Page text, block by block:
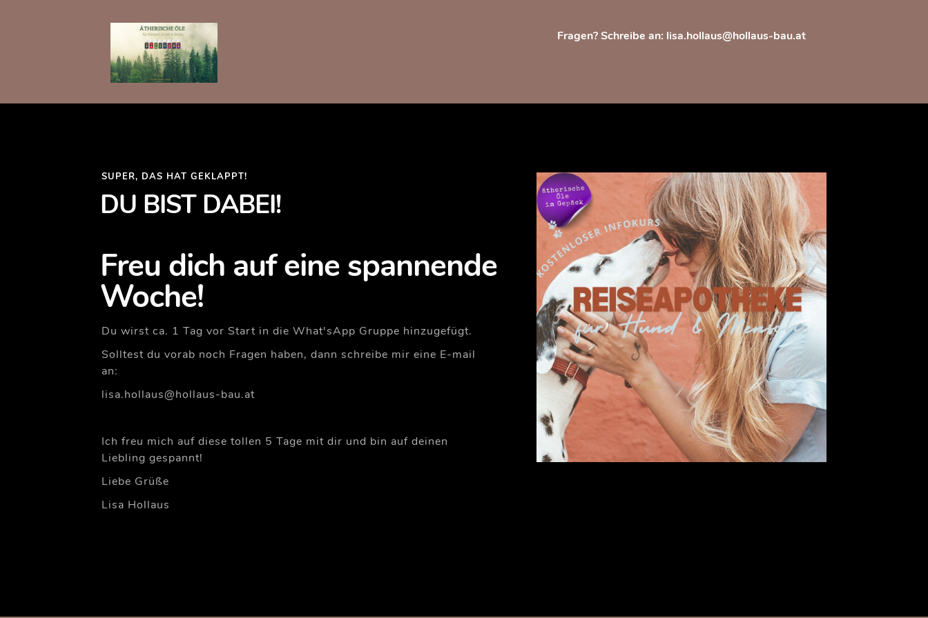
Fragen? Schreibe an: lisa.hollaus@hollaus-bau.at
SUPER, DAS HAT GEKLAPPT!
DU BIST DABEI!
Freu dich auf eine spannende
Woche!
Du wirst ca. 1 Tag vor Start in die What'sApp Gruppe hinzugefügt.
Solltest du vorab noch Fragen haben, dann schreibe mir eine E-mail
an:
lisa.hollaus@hollaus-bau.at
Ich freu mich auf diese tollen 5 Tage mit dir und bin auf deinen
Liebling gespannt!
Liebe Grüße
Lisa Hollaus